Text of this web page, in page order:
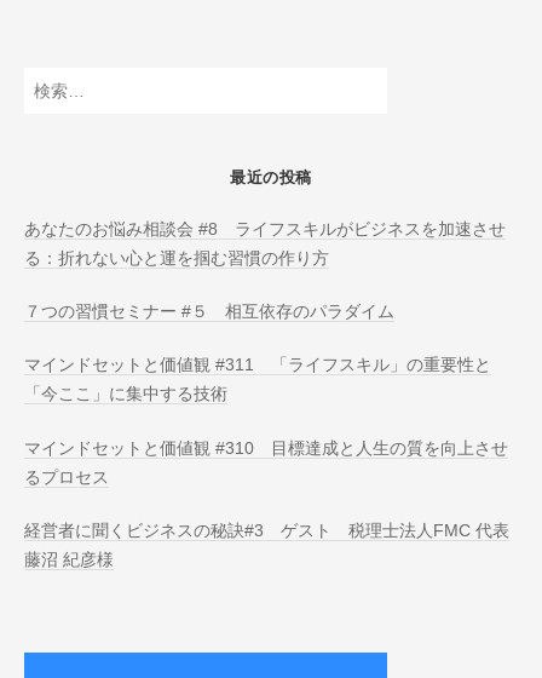
検
最近の投稿
あなたのお悩み相談会 #8 ライフスキルがビジネスを加速させ
る：折れない心と運を掴む習慣の作り方
７つの習慣セミナー #５ 相互依存のパラダイム
マインドセットと価値観 #311 「ライフスキル」の重要性と
「今ここ」に集中する技術
マインドセットと価値観 #310 目標達成と人生の質を向上させ
るプロセス
経営者に聞くビジネスの秘訣#3 ゲスト 税理士法人FMC 代表
藤沼 紀彦様